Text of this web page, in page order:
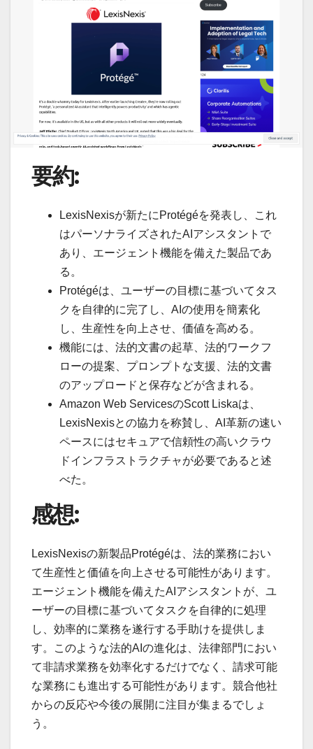
要約:
LexisNexisが新たにProtégéを発表し、これ
はパーソナライズされたAIアシスタントで
あり、エージェント機能を備えた製品であ
る。
Protégéは、ユーザーの目標に基づいてタス
クを自律的に完了し、AIの使用を簡素化
し、生産性を向上させ、価値を高める。
機能には、法的文書の起草、法的ワークフ
ローの提案、プロンプトな支援、法的文書
のアップロードと保存などが含まれる。
Amazon Web ServicesのScott Liskaは、
LexisNexisとの協力を称賛し、AI革新の速い
ペースにはセキュアで信頼性の高いクラウ
ドインフラストラクチャが必要であると述
べた。
感想:
LexisNexisの新製品Protégéは、法的業務におい
て生産性と価値を向上させる可能性があります。
エージェント機能を備えたAIアシスタントが、ユ
ーザーの目標に基づいてタスクを自律的に処理
し、効率的に業務を遂行する手助けを提供しま
す。このような法的AIの進化は、法律部門におい
て非請求業務を効率化するだけでなく、請求可能
な業務にも進出する可能性があります。競合他社
からの反応や今後の展開に注目が集まるでしょ
う。